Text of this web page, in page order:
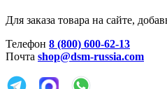
Для заказа товара на сайте,
Телефон 8 (800) 600-62-13
Почта shop@dsm-russia.com